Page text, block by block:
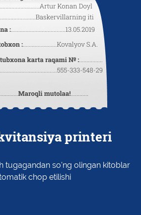
printeri
tugagandan so'ng olingan kitoblar
chop etilishi